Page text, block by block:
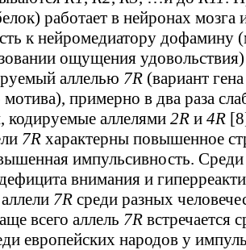
работает в нейронах мозга
к нейромедиатору
ощущения
аллелью 7R (вариант
примерно в два раза
кодируемые аллелями 2R и 4R
7R характерны повышенное
импульсивность.
внимания и
7R среди разных
всего аллель 7R встречается
европейских народов у